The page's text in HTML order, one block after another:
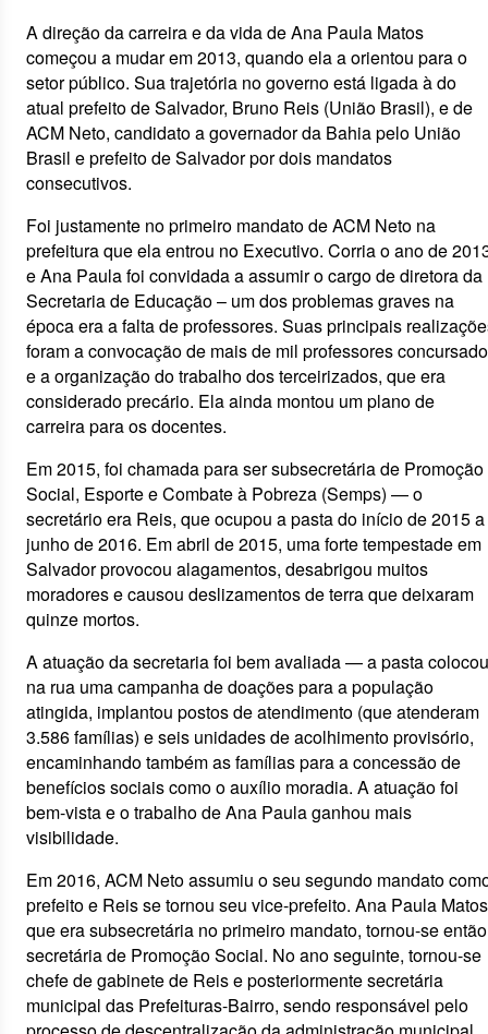
A direção da carreira e da vida de Ana Paula Matos
começou a mudar em 2013, quando ela a orientou para o
setor público. Sua trajetória no governo está ligada à do
atual prefeito de Salvador, Bruno Reis (União Brasil), e de
ACM Neto, candidato a governador da Bahia pelo União
Brasil e prefeito de Salvador por dois mandatos
consecutivos.
Foi justamente no primeiro mandato de ACM Neto na
prefeitura que ela entrou no Executivo. Corria o ano de
e Ana Paula foi convidada a assumir o cargo de diretora da
Secretaria de Educação – um dos problemas graves na
época era a falta de professores. Suas principais
foram a convocação de mais de mil professores
e a organização do trabalho dos terceirizados, que era
considerado precário. Ela ainda montou um plano de
carreira para os docentes.
Em 2015, foi chamada para ser subsecretária de Promoção
Social, Esporte e Combate à Pobreza (Semps) — o
secretário era Reis, que ocupou a pasta do início de 2015 a
junho de 2016. Em abril de 2015, uma forte tempestade em
Salvador provocou alagamentos, desabrigou muitos
moradores e causou deslizamentos de terra que deixaram
quinze mortos.
A atuação da secretaria foi bem avaliada — a pasta colocou
na rua uma campanha de doações para a população
atingida, implantou postos de atendimento (que atenderam
3.586 famílias) e seis unidades de acolhimento provisório,
encaminhando também as famílias para a concessão de
benefícios sociais como o auxílio moradia. A atuação foi
bem-vista e o trabalho de Ana Paula ganhou mais
visibilidade.
Em 2016, ACM Neto assumiu o seu segundo mandato
prefeito e Reis se tornou seu vice-prefeito. Ana Paula
que era subsecretária no primeiro mandato, tornou-se então
secretária de Promoção Social. No ano seguinte, tornou-se
chefe de gabinete de Reis e posteriormente secretária
municipal das Prefeituras-Bairro, sendo responsável pelo